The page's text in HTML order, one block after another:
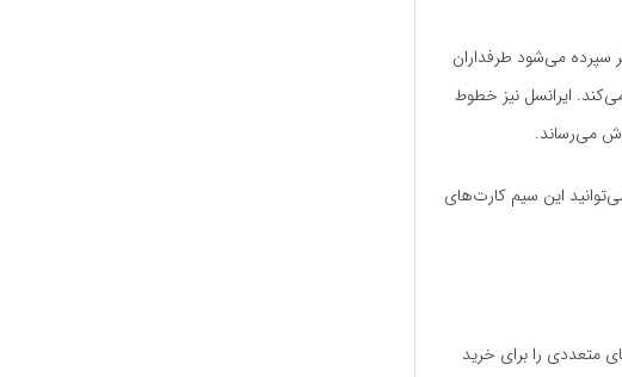
سپرده می‌شود طرفداران
ایرانسل نیز خطوط
می‌رساند.
این سیم کارت‌های
متعددی را برای خرید